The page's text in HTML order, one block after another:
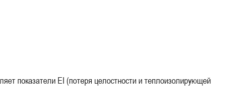
центра Для баров, ресторанов и кафе
показатели EI (потеря целостности и теплоизолирующей